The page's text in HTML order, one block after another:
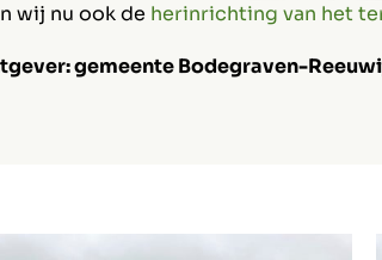
wij nu ook de herinrichting van het
gemeente Bodegraven-